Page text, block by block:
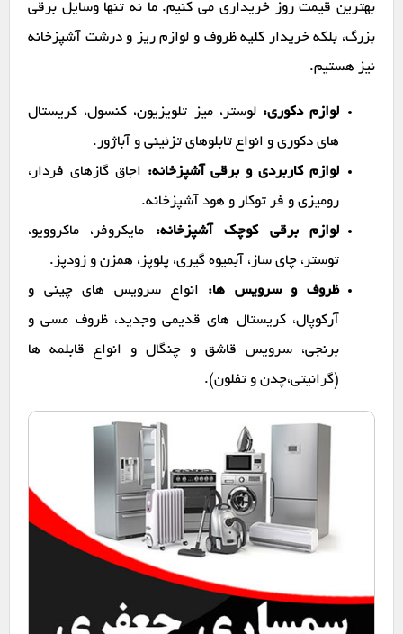
بهترین قیمت روز خریداری می کنیم. ما نه تنها وسایل برقی
بزرگ، بلکه خریدار کلیه ظروف و لوازم ریز و درشت آشپزخانه
نیز هستیم.
لوازم دکوری: لوستر، میز تلویزیون، کنسول، کریستال
های دکوری و انواع تابلوهای تزئینی و آباژور.
لوازم کاربردی و برقی آشپزخانه: اجاق گازهای فردار،
رومیزی و فر توکار و هود آشپزخانه.
لوازم برقی کوچک آشپزخانه: مایکروفر، ماکروویو،
توستر، چای ساز، آبمیوه گیری، پلوپز، همزن و زودپز.
ظروف و سرویس ها: انواع سرویس های چینی و
آرکوپال، کریستال های قدیمی وجدید، ظروف مسی و
برنجی، سرویس قاشق و چنگال و انواع قابلمه ها
(گرانیتی،چدن و تفلون).